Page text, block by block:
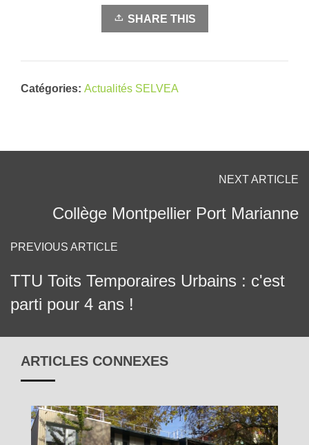
SHARE THIS
Catégories: Actualités SELVEA
NEXT ARTICLE
Collège Montpellier Port Marianne
PREVIOUS ARTICLE
TTU Toits Temporaires Urbains : c'est
parti pour 4 ans !
ARTICLES CONNEXES